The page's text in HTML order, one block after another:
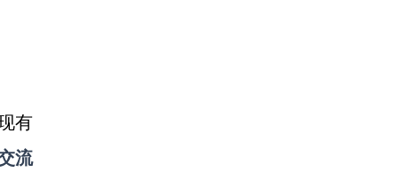
有
流